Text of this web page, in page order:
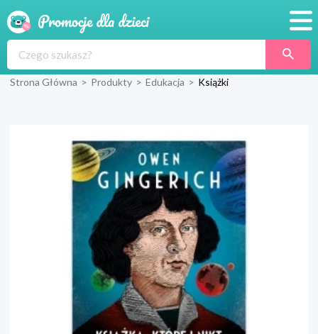
Produkty
Blog
Wyprawka
Strona Główna > Produkty > Edukacja > Książki